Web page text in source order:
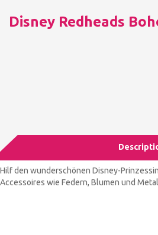
Disney Redheads
Hilf den wunderschönen Disney-
Accessoires wie Federn, Blumen und